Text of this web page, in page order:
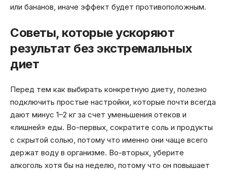
или бананов, иначе эффект будет противоположным.
Советы, которые ускоряют
результат без экстремальных
диет
Перед тем как выбирать конкретную диету, полезно
подключить простые настройки, которые почти всегда
дают минус 1–2 кг за счет уменьшения отеков и
«лишней» еды. Во-первых, сократите соль и продукты
с скрытой солью, потому что именно они чаще всего
держат воду в организме. Во-вторых, уберите
алкоголь хотя бы на неделю, потому что он повышает